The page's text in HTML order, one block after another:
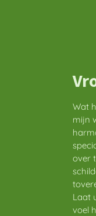
Wat
mijn
over
Laat
voel